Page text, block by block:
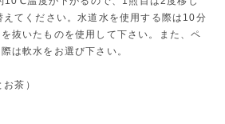
てください。水道水を使用する際は10分
抜いたものを使用して下さい。また、ペ
は軟水をお選び下さい。
お茶）